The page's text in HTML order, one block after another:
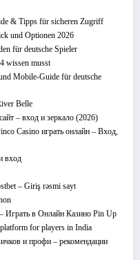
& Tipps für sicheren Zugriff
und Optionen 2026
für deutsche Spieler
wissen musst
Mobile‑Guide für deutsche
Belle
– вход и зеркало (2026)
Casino играть онлайн – Вход,
вход
– Giriş rəsmi sayt
в Онлайн Казино Pin Up
for players in India
и профи – рекомендации